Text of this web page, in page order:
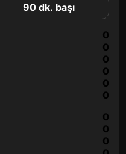
90 dk. başı
0
0
0
0
0
0
0
0
0